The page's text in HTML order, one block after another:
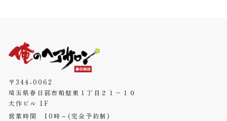
〒344-0062
埼玉県春日部市粕壁東１丁目２１−１０
大作ビル 1F
営業時間 10時～(完全予約制)